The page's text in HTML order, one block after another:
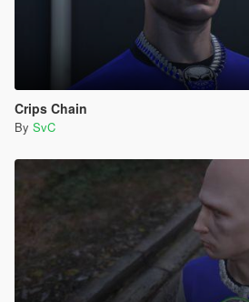
Crips Chain
By SvC